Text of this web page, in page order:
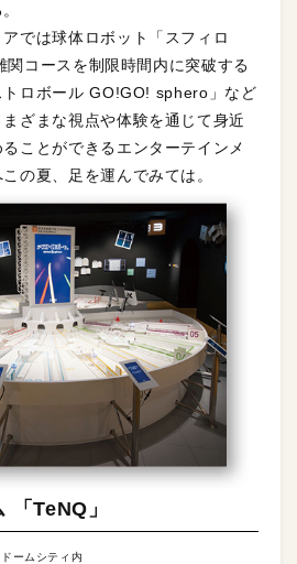
では球体ロボット「スフィロ
関コースを制限時間内に突破する
トロボール GO!GO! sphero」など
ざまな視点や体験を通じて身近
ことができるエンターテインメ
の夏、足を運んでみては。
「TeNQ」
ームシティ内